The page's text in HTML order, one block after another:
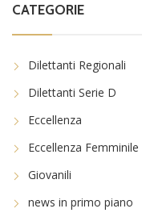
CATEGORIE
Dilettanti Regionali
Dilettanti Serie D
Eccellenza
Eccellenza Femminile
Giovanili
news in primo piano